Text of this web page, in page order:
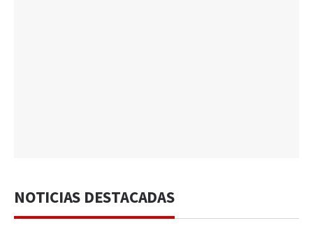
NOTICIAS DESTACADAS